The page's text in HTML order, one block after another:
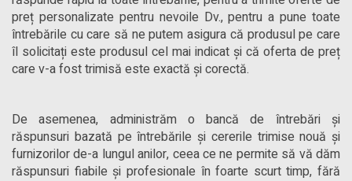
preț personalizate pentru nevoile Dv., pentru a pune toate
întrebările cu care să ne putem asigura că produsul pe care
îl solicitați este produsul cel mai indicat și că oferta de preț
care v-a fost trimisă este exactă și corectă.
De asemenea, administrăm o bancă de întrebări și
răspunsuri bazată pe întrebările și cererile trimise nouă și
furnizorilor de-a lungul anilor, ceea ce ne permite să vă dăm
răspunsuri fiabile și profesionale în foarte scurt timp, fără